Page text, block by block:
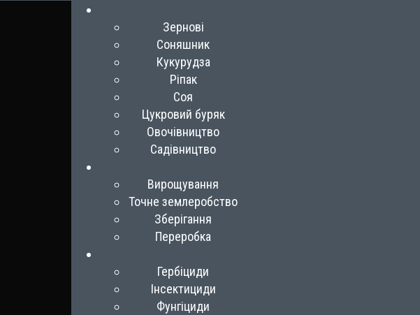
Зернові
Соняшник
Кукурудза
Ріпак
Соя
Цукровий буряк
Овочівництво
Садівництво
Вирощування
Точне землеробство
Зберігання
Переробка
Гербіциди
Інсектициди
Фунгіциди